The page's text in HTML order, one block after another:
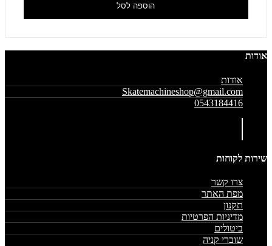
הוספה לסל
אודות
אודות
Skatemachineshop@gmail.com
0543184416
שירות לקוחות
צרו קשר
מפת האתר
תקנון
מדיניות הפרטיות
ביטולים
שוברי קניה